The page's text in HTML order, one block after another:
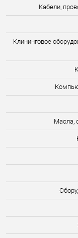
Кабели,
Клининговое
Масла,